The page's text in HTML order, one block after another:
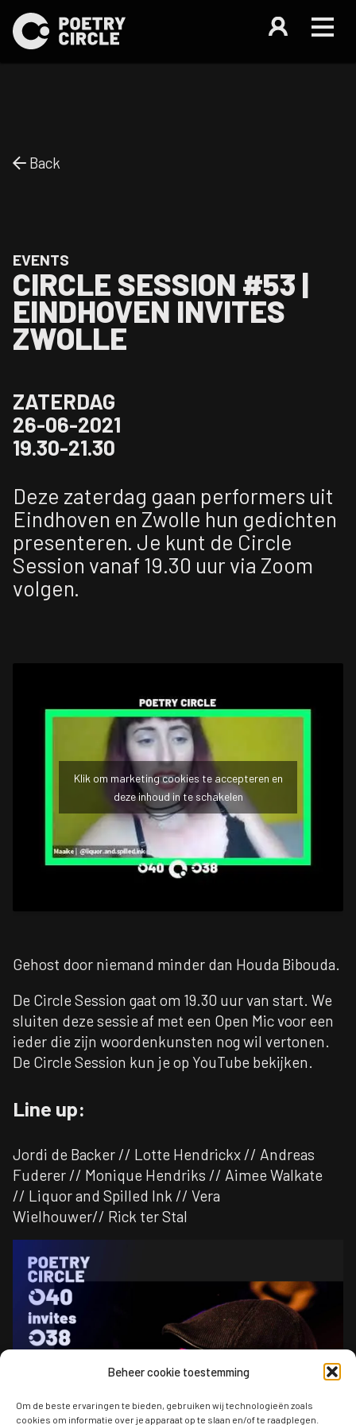
Beheer cookie toestemming
Om de beste ervaringen te bieden, gebruiken wij technologieën zoals
cookies om informatie over je apparaat op te slaan en/of te raadplegen.
Back
EVENTS
CIRCLE SESSION #53 |
EINDHOVEN INVITES
ZWOLLE
ZATERDAG
26-06-2021
19.30-21.30
Deze zaterdag gaan performers uit
Eindhoven en Zwolle hun gedichten
presenteren. Je kunt de Circle
Session vanaf 19.30 uur via Zoom
volgen.
Klik om marketing cookies te accepteren en
deze inhoud in te schakelen
Gehost door niemand minder dan Houda Bibouda.
De Circle Session gaat om 19.30 uur van start. We
sluiten deze sessie af met een Open Mic voor een
ieder die zijn woordenkunsten nog wil vertonen.
De Circle Session kun je op YouTube bekijken.
Line up:
Jordi de Backer // Lotte Hendrickx // Andreas
Fuderer // Monique Hendriks // Aimee Walkate
// Liquor and Spilled Ink // Vera
Wielhouwer// Rick ter Stal